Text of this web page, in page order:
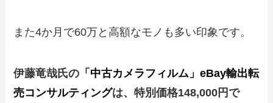
また4か月で60万と高額なモノも多い印象です。
伊藤竜哉氏の 「中古カメラフィルム」eBay輸出転
売コンサルティングは、特別価格148,000円で